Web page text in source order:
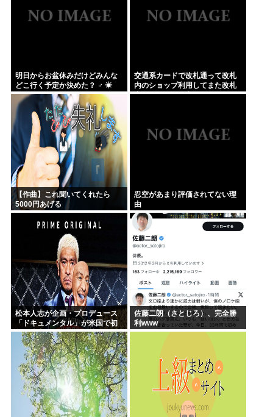
明日からお盆休みだけどみんな
どこ行く予定か決めた？ ‍♂ ☀
交通系カードで改札通って改札
内のショップ利用してまた改札
出ようとしたら出られなくてワ
【作曲】これ聞いてくれたら
5000円あげる
忍空があまり評価されてない理
由
松本人志が企画・プロデュース
「ドキュメンタル」が米国で初
制作決定 シンプルな設定に国境
超えた支持
佐藤二朗（さとじろ）、完全勝
利www